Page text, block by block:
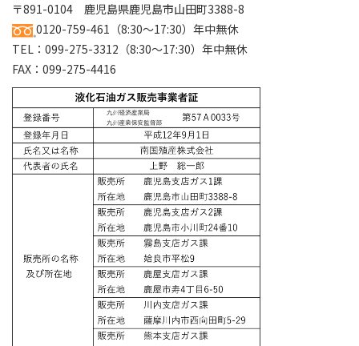
〒891-0104 鹿児島県鹿児島市山田町3388-8
0120-759-461 （8:30～17:30）年中無休
TEL： 099-275-3312 （8:30～17:30）年中無休
FAX：099-275-4416